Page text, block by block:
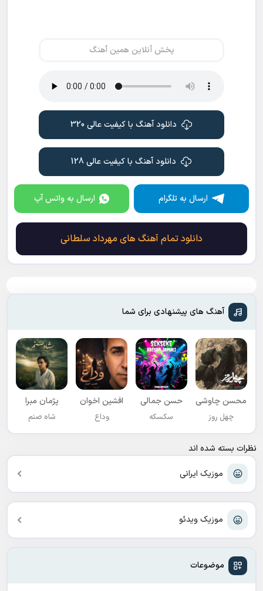
موزیک ایرانی
موزیک ویدئو
موضوعات
پخش آنلاین همین آهنگ
دانلود آهنگ با کیفیت عالی 320
دانلود آهنگ با کیفیت عالی 128
ارسال به تلگرام ارسال به واتس آپ
دانلود تمام آهنگ های مهرداد سلطانی
آهنگ های پیشنهادی برای شما
محسن چاوشی
چهل روز
حسن جمالی
سکسکه
افشين اخوان
وداع
پژمان مبرا
شاه صنم
نظرات بسته شده اند